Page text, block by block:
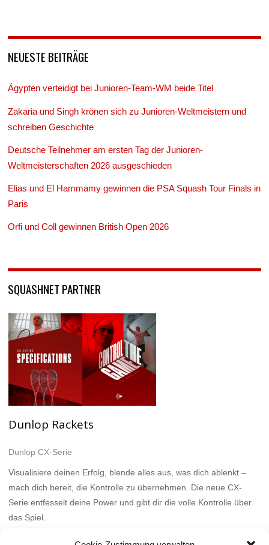
NEUESTE BEITRÄGE
Ägypten verteidigt bei Junioren-Team-WM beide Titel
Zakaria und Singh krönen sich zu Junioren-Weltmeistern und
schreiben Geschichte
Deutsche Teilnehmer am ersten Tag der Junioren-
Weltmeisterschaften 2026 ausgeschieden
Elias und El Hammamy gewinnen die PSA Squash Tour Finals in
Paris
Orfi und Coll gewinnen British Open 2026
SQUASHNET PARTNER
Dunlop Rackets
Dunlop CX-Serie
Visualisiere deinen Erfolg, blende alles aus, was dich ablenkt –
mach dich bereit, die Kontrolle zu übernehmen. Die neue CX-
Serie entfesselt deine Power und gibt dir die volle Kontrolle über
das Spiel.